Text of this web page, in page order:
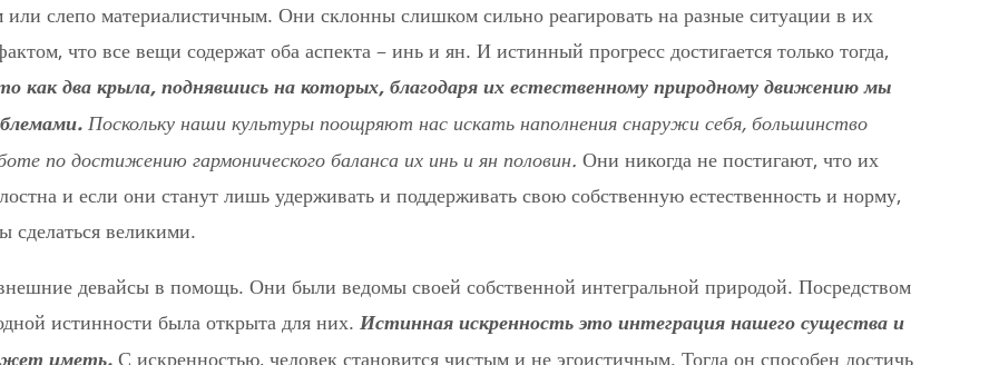
слепо материалистичным. Они склонны слишком сильно реагировать на разные ситуации в их
что все вещи содержат оба аспекта – инь и ян. И истинный прогресс достигается только тогда,
как два крыла, поднявшись на которых, благодаря их естественному природному движению мы
Поскольку наши культуры поощряют нас искать наполнения снаружи себя, большинство
по достижению гармонического баланса их инь и ян половин. Они никогда не постигают, что их
и если они станут лишь удерживать и поддерживать свою собственную естественность и норму,
сделаться великими.
девайсы в помощь. Они были ведомы своей собственной интегральной природой. Посредством
истинности была открыта для них. Истинная искренность это интеграция нашего существа и
иметь. С искренностью, человек становится чистым и не эгоистичным. Тогда он способен достичь